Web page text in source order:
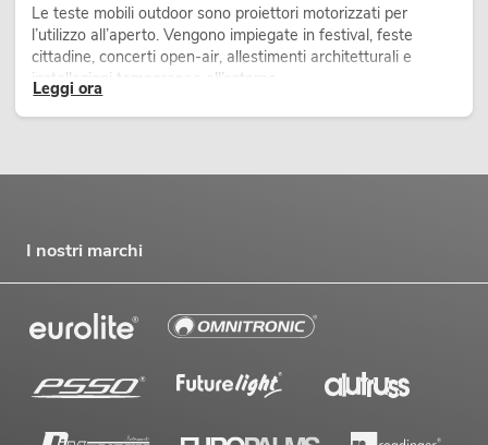
Le teste mobili outdoor sono proiettori motorizzati per
l’utilizzo all’aperto. Vengono impiegate in festival, feste
cittadine, concerti open-air, allestimenti architetturali e
installazioni temporanee all’esterno.
Leggi ora
I nostri marchi